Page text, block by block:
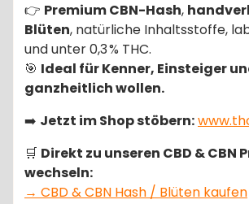
👉 Premium CBN-Hash,
Blüten, natürliche Inhaltsstoffe,
und unter 0,3 % THC.
🎯 Ideal für Kenner, Einsteiger
ganzheitlich wollen.
➡️ Jetzt im Shop stöbern:
🛒 Direkt zu unseren CBD & CBN
wechseln:
→ CBD & CBN Hash / Blüten kaufen
medizinische Terpene,